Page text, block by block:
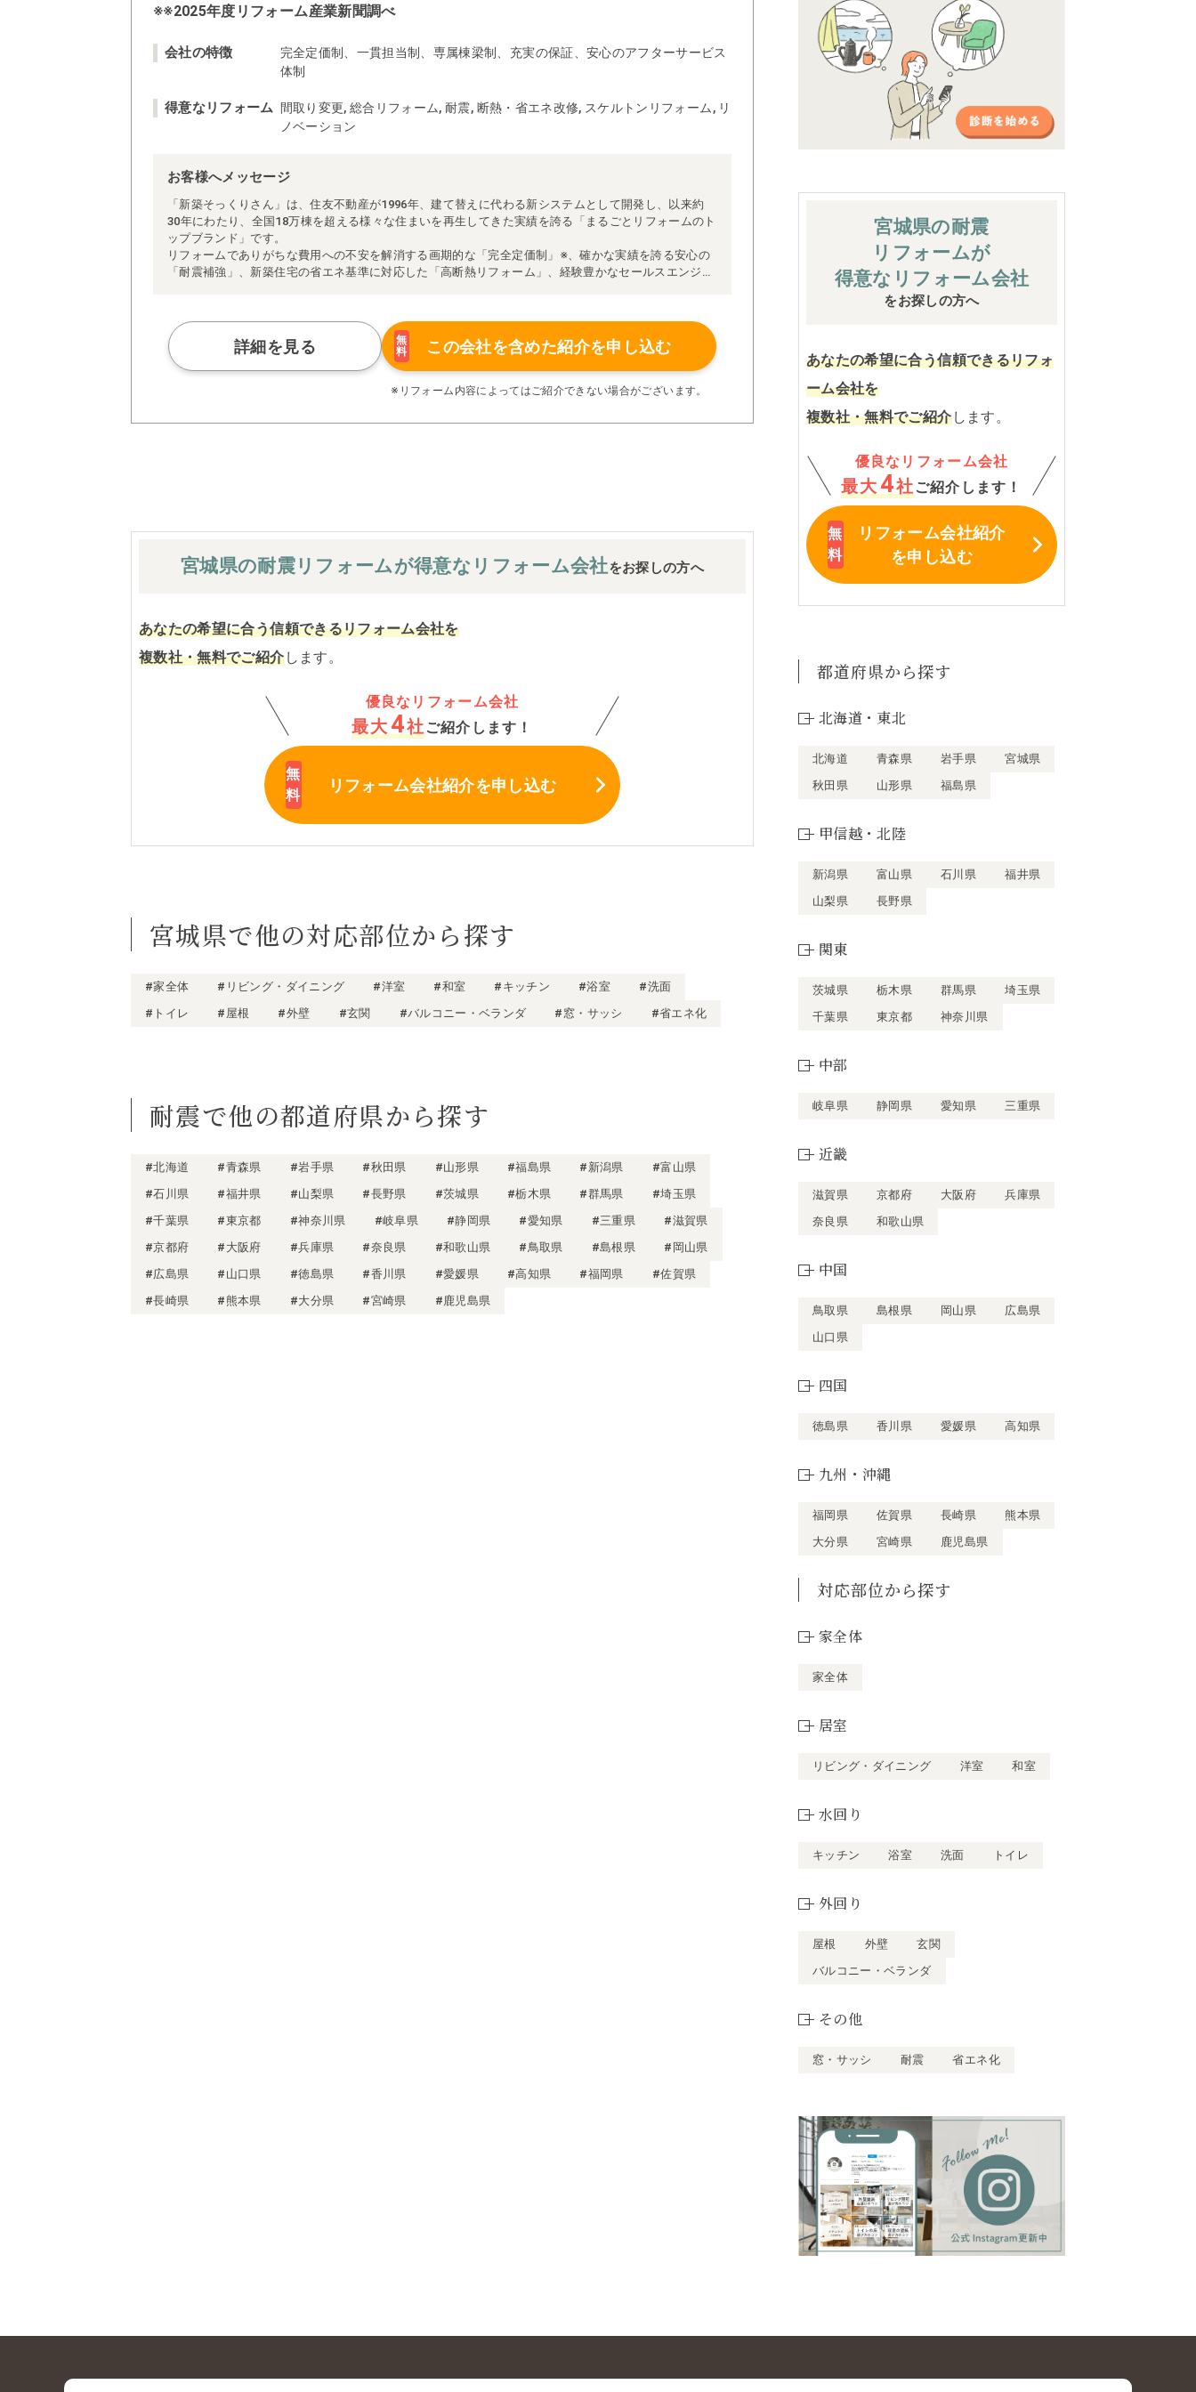
※※2025年度リフォーム産業新聞調べ
会社の特徴
完全定価制、一貫担当制、専属棟梁制、充実の保証、安心のアフターサービス
体制
得意なリフォーム
間取り変更, 総合リフォーム, 耐震, 断熱・省エネ改修, スケルトンリフォーム, リ
ノベーション
お客様へメッセージ
「新築そっくりさん」は、住友不動産が1996年、建て替えに代わる新システムとして開発し、以来約
30年にわたり、全国18万棟を超える様々な住まいを再生してきた実績を誇る「まるごとリフォームのト
ップブランド」です。
リフォームでありがちな費用への不安を解消する画期的な「完全定価制」※、確かな実績を誇る安心の
「耐震補強」、新築住宅の省エネ基準に対応した「高断熱リフォーム」、経験豊かなセールスエンジニ
られた充実の施工マニュアルや検査体制により高い施工品質を実現。
さらに、住友不動産のリフォームならではの充実の保証、アフターサービス体制で工事後も安心です。
ぜひ、あなたの大切なお住まいの再生を私たちにお任せください！
※お客様のご要望による工事内容変更がない限り着工後の追加費用はありません。
詳細を見る
無
料
この会社を含めた紹介を申し込む
※リフォーム内容によってはご紹介できない場合がございます。
宮城県の耐震 リフォームが得意なリフォーム会社をお探しの方へ
あなたの希望に合う信頼できるリフォーム会社を
複数社・無料でご紹介します。
優良なリフォーム会社
最大 4社 ご紹介します！
リフォーム会社紹介を申し込む
宮城県で他の対応部位から探す
#家全体 #リビング・ダイニング #洋室 #和室 #キッチン #浴室
#洗面
#トイレ
#屋根 #外壁 #玄関 #バルコニー・ベランダ #窓・サッシ #省エネ化
耐震で他の都道府県から探す
#北海道 #青森県 #岩手県 #秋田県 #山形県 #福島県 #新潟県
#富山県
#石川県
#福井県 #山梨県 #長野県 #茨城県 #栃木県 #群馬県
#埼玉県
#千葉県
#東京都 #神奈川県 #岐阜県 #静岡県 #愛知県 #三重県
#滋賀県
#京都府
#大阪府 #兵庫県 #奈良県 #和歌山県 #鳥取県 #島根県
#岡山県
#広島県
#山口県 #徳島県 #香川県 #愛媛県 #高知県 #福岡県
#佐賀県
#長崎県
#熊本県 #大分県 #宮崎県 #鹿児島県
宮城県の耐震
リフォームが
得意なリフォーム会社
をお探しの方へ
あなたの希望に合う信頼できるリフォ
ーム会社を
複数社・無料でご紹介します。
優良なリフォーム会社
最大 4社 ご紹介します！
リフォーム会社紹介
を申し込む
都道府県から探す
北海道・東北
北海道 青森県 岩手県
宮城県
秋田県
山形県 福島県
甲信越・北陸
新潟県 富山県 石川県
福井県
山梨県
長野県
関東
茨城県 栃木県 群馬県
埼玉県
千葉県
東京都 神奈川県
中部
岐阜県 静岡県 愛知県 三重県
近畿
滋賀県 京都府 大阪府
兵庫県
奈良県
和歌山県
中国
鳥取県 島根県 岡山県
広島県
山口県
四国
徳島県 香川県 愛媛県 高知県
九州・沖縄
福岡県 佐賀県 長崎県
熊本県
大分県
宮崎県 鹿児島県
対応部位から探す
家全体
家全体
居室
リビング・ダイニング 洋室 和室
水回り
キッチン 浴室 洗面 トイレ
外回り
屋根 外壁
玄関
バルコニー・ベランダ
その他
窓・サッシ 耐震 省エネ化